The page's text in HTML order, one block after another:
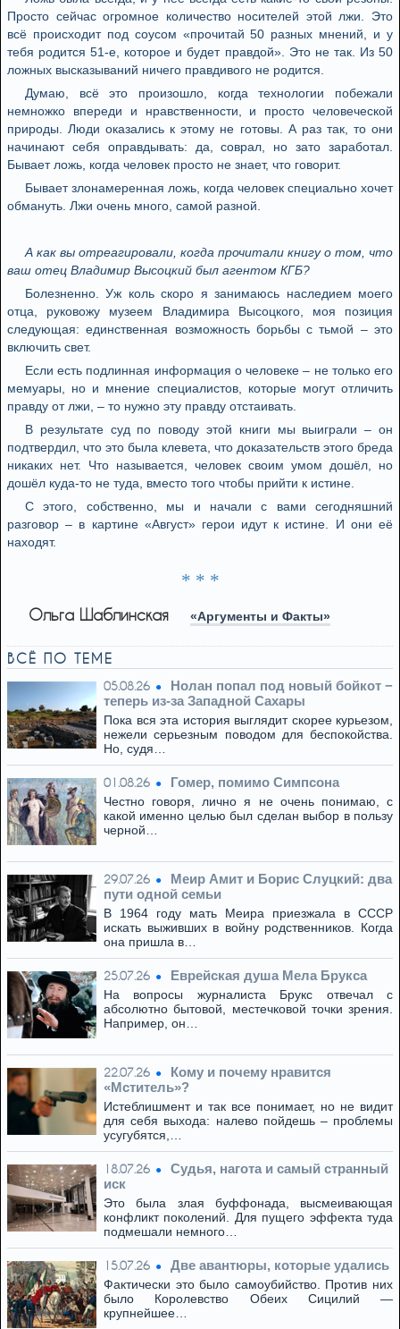
Просто сейчас огромное количество носителей этой лжи. Это
всё происходит под соусом «прочитай 50 разных мнений, и у
тебя родится 51-е, которое и будет правдой». Это не так. Из 50
ложных высказываний ничего правдивого не родится.
Думаю, всё это произошло, когда технологии побежали
немножко впереди и нрав­ственности, и просто человеческой
природы. Люди оказались к этому не готовы. А раз так, то они
начинают себя оправдывать: да, соврал, но зато заработал.
Бывает ложь, когда человек просто не знает, что говорит.
Бывает злонамеренная ложь, когда человек специально хочет
обмануть. Лжи очень много, самой разной.
А как вы отреагировали, когда прочитали книгу о том, что
ваш отец Владимир Высоцкий был агентом КГБ?
Болезненно. Уж коль скоро я занимаюсь наследием моего
отца, руковожу музеем Владимира Высоцкого, моя позиция
следующая: един­ственная возможность борьбы с тьмой – это
включить свет.
Если есть подлинная информация о человеке – не только его
мемуары, но и мнение специалистов, которые могут отличить
правду от лжи, – то нужно эту правду отстаивать.
В результате суд по поводу этой книги мы выиграли – он
подтвердил, что это была клевета, что доказательств этого бреда
никаких нет. Что называется, человек своим умом дошёл, но
дошёл куда-то не туда, вместо того чтобы прийти к истине.
С этого, собственно, мы и начали с вами сегодняшний
разговор – в картине «Август» герои идут к истине. И они её
находят.
* * *
Ольга Шаблинская «Аргументы и Факты»
ВСЁ ПО ТЕМЕ
05.08.26
Нолан попал под новый бойкот −
теперь из‑за Западной Сахары
Пока вся эта история выглядит скорее курьезом,
нежели серьезным поводом для беспокойства.
Но, судя…
01.08.26 Гомер, помимо Симпсона
Честно говоря, лично я не очень понимаю, с
какой именно целью был сделан выбор в пользу
черной…
29.07.26
Меир Амит и Борис Слуцкий: два
пути одной семьи
В 1964 году мать Меира приезжала в СССР
искать выживших в войну родственников. Когда
она пришла в…
25.07.26 Eвpeйская душа Мела Брукса
На вопросы журналиста Брукс отвечал с
абсолютно бытовой, местечковой точки зрения.
Например, он…
22.07.26
Кому и почему нравится
«Мститель»?
Истеблишмент и так все понимает, но не видит
для себя выхода: налево пойдешь – проблемы
усугубятся,…
18.07.26
Cудья, нагота и самый странный
иск
Это была злая буффонада, высмеивающая
конфликт поколений. Для пущего эффекта туда
подмешали немного…
15.07.26 Две авантюры, которые удались
Фактически это было самоубийство. Против них
было Королевство Обеих Сицилий —
крупнейшее…